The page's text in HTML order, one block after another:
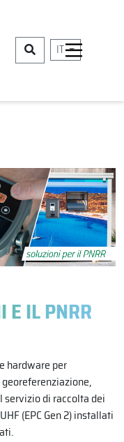
IT
E IL PNRR
hardware per
servizio di raccolta dei
(EPC Gen 2) installati